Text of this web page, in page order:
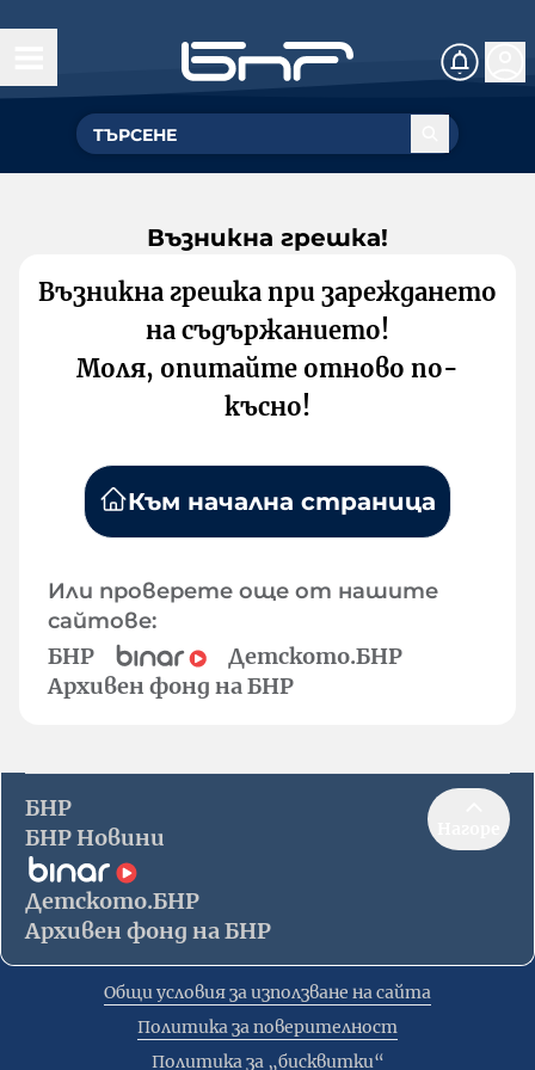
Възникна грешка!
Възникна грешка при зареждането
на съдържанието!
Моля, опитайте отново по-
късно!
Към начална страница
Или проверете още от нашите
сайтове:
БНР
Детското.БНР
Архивен фонд на БНР
БНР
БНР Новини
Детското.БНР
Архивен фонд на БНР
Общи условия за използване на сайта
Политика за поверителност
Политика за „бисквитки“